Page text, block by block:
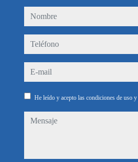
nombre
teléfono
e-mail
He leído y acepto las condiciones de uso y
mensaje